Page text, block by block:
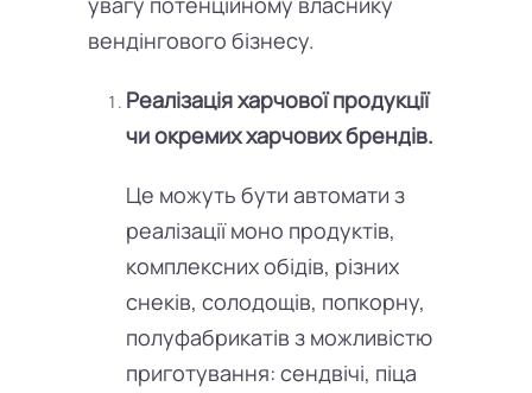
вендінгового бізнесу.
Реалізація харчової продукції
чи окремих харчових брендів.
Це можуть бути автомати з
реалізації моно продуктів,
комплексних обідів, різних
снеків, солодощів, попкорну,
полуфабрикатів з можливістю
приготування: сендвічі, піца